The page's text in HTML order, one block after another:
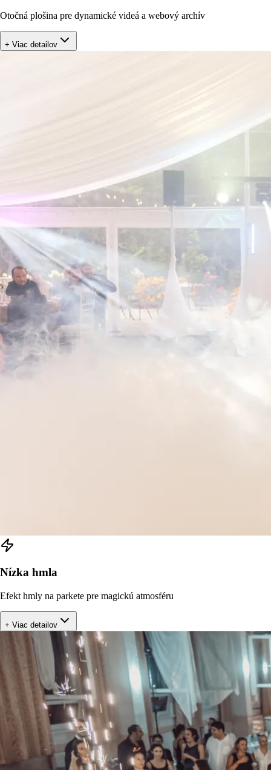
Otočná plošina pre dynamické videá a webový archív
+ Viac detailov
Nízka hmla
Efekt hmly na parkete pre magickú atmosféru
+ Viac detailov